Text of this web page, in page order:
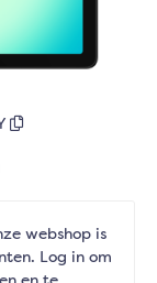
webshop is
Log in om